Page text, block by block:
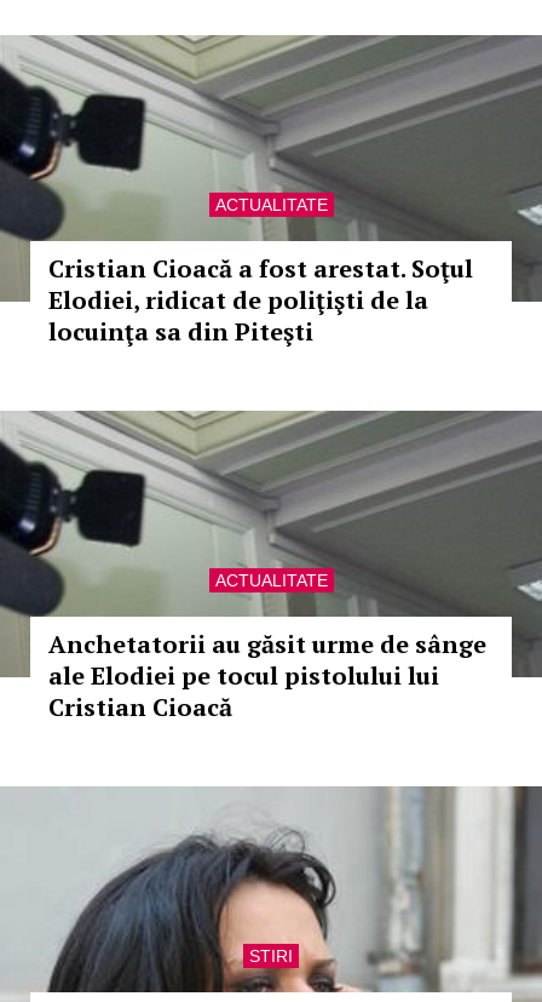
ACTUALITATE
Cristian Cioacă a fost arestat. Soţul
Elodiei, ridicat de poliţişti de la
locuinţa sa din Piteşti
ACTUALITATE
Anchetatorii au găsit urme de sânge
ale Elodiei pe tocul pistolului lui
Cristian Cioacă
STIRI